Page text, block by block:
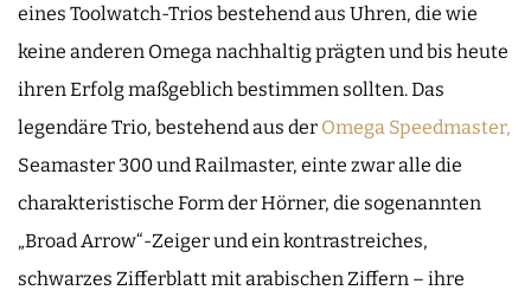
eines Toolwatch-Trios bestehend aus Uhren, die wie
keine anderen Omega nachhaltig prägten und bis heute
ihren Erfolg maßgeblich bestimmen sollten. Das
legendäre Trio, bestehend aus der Omega Speedmaster,
Seamaster 300 und Railmaster, einte zwar alle die
charakteristische Form der Hörner, die sogenannten
„Broad Arrow“-Zeiger und ein kontrastreiches,
schwarzes Zifferblatt mit arabischen Ziffern – ihre